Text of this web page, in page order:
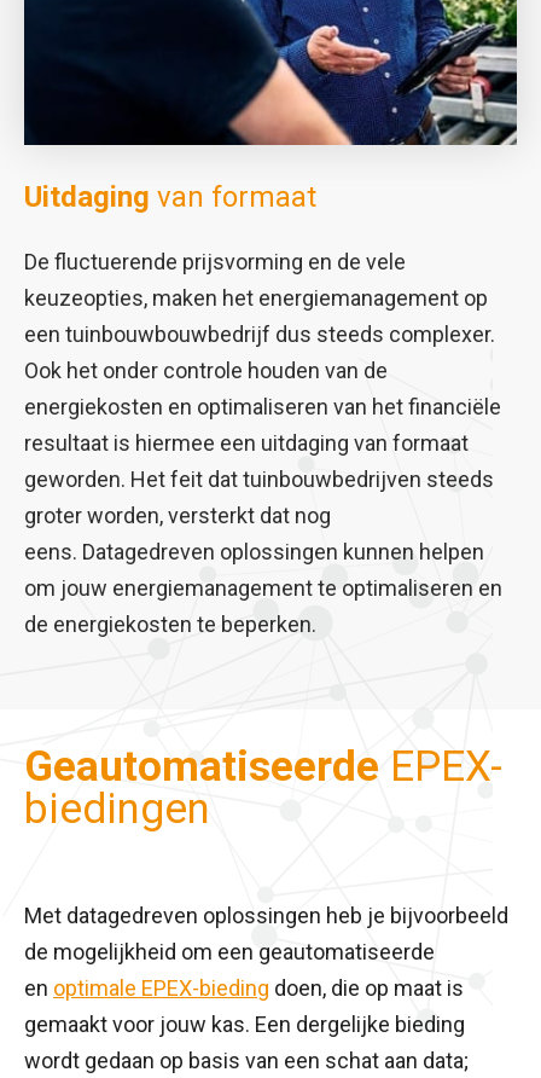
Uitdaging van formaat
De fluctuerende prijsvorming en de vele
keuzeopties, maken het energiemanagement op
een tuinbouwbouwbedrijf dus steeds complexer.
Ook het onder controle houden van de
energiekosten en optimaliseren van het financiële
resultaat is hiermee een uitdaging van formaat
geworden. Het feit dat tuinbouwbedrijven steeds
groter worden, versterkt dat nog
eens. Datagedreven oplossingen kunnen helpen
om jouw energiemanagement te optimaliseren en
de energiekosten te beperken.
Geautomatiseerde EPEX-
biedingen
Met datagedreven oplossingen heb je bijvoorbeeld
de mogelijkheid om een geautomatiseerde
en optimale EPEX-bieding doen, die op maat is
gemaakt voor jouw kas. Een dergelijke bieding
wordt gedaan op basis van een schat aan data;